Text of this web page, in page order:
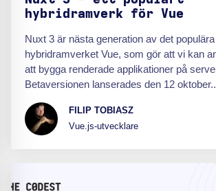
hybridramverk för Vue
Nuxt 3 är nästa generation av det populära
hybridramverket Vue, som gör att vi kan
att bygga renderade applikationer på
Betaversionen lanserades den 12
FILIP TOBIASZ
Vue.js-utvecklare